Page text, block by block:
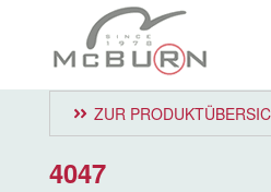
ZUR
4047